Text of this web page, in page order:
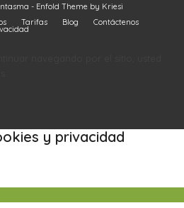
- Enfold Theme by Kriesi
Tarifas Blog Contáctenos
y privacidad